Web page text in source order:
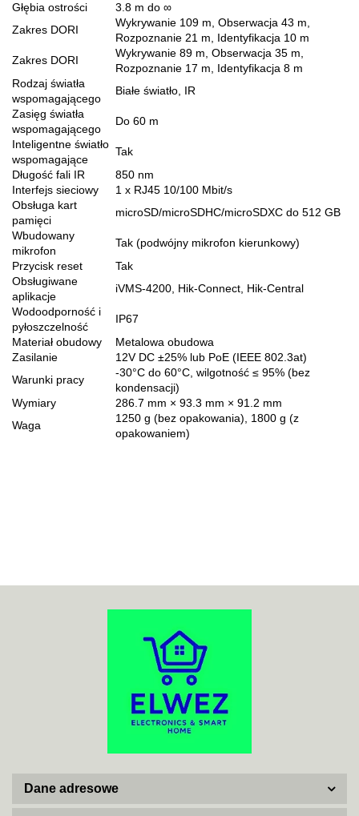
Głębia ostrości
3.8 m do ∞
Zakres DORI
Wykrywanie 109 m, Obserwacja 43 m,
Rozpoznanie 21 m, Identyfikacja 10 m
Zakres DORI
Wykrywanie 89 m, Obserwacja 35 m,
Rozpoznanie 17 m, Identyfikacja 8 m
Rodzaj światła
wspomagającego
Białe światło, IR
Zasięg światła
wspomagającego
Do 60 m
Inteligentne światło
wspomagające
Tak
Długość fali IR
850 nm
Interfejs sieciowy
1 x RJ45 10/100 Mbit/s
Obsługa kart
pamięci
microSD/microSDHC/microSDXC do 512 GB
Wbudowany
mikrofon
Tak (podwójny mikrofon kierunkowy)
Przycisk reset
Tak
Obsługiwane
aplikacje
iVMS-4200, Hik-Connect, Hik-Central
Wodoodporność i
pyłoszczelność
IP67
Materiał obudowy
Metalowa obudowa
Zasilanie
12V DC ±25% lub PoE (IEEE 802.3at)
Warunki pracy
-30°C do 60°C, wilgotność ≤ 95% (bez
kondensacji)
Wymiary
286.7 mm × 93.3 mm × 91.2 mm
Waga
1250 g (bez opakowania), 1800 g (z
opakowaniem)
ACO
ADATA
Dane adresowe